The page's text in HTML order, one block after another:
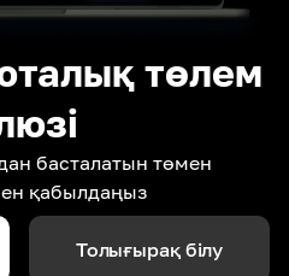
төлем
басталатын төмен
қабылдаңыз
Толығырақ білу